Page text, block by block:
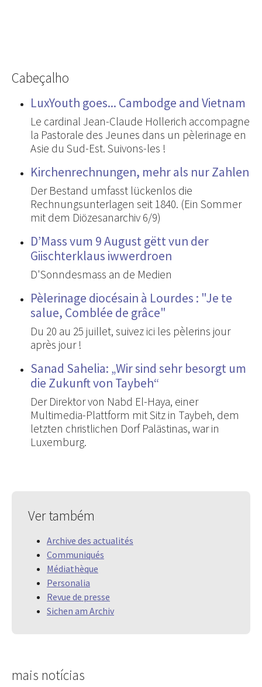
Cabeçalho
LuxYouth goes... Cambodge and Vietnam
Le cardinal Jean-Claude Hollerich accompagne
la Pastorale des Jeunes dans un pèlerinage en
Asie du Sud-Est. Suivons-les !
Kirchenrechnungen, mehr als nur Zahlen
Der Bestand umfasst lückenlos die
Rechnungsunterlagen seit 1840. (Ein Sommer
mit dem Diözesanarchiv 6/9)
D’Mass vum 9 August gëtt vun der
Giischterklaus iwwerdroen
D'Sonndesmass an de Medien
Pèlerinage diocésain à Lourdes : "Je te
salue, Comblée de grâce"
Du 20 au 25 juillet, suivez ici les pèlerins jour
après jour !
Sanad Sahelia: „Wir sind sehr besorgt um
die Zukunft von Taybeh“
Der Direktor von Nabd El-Haya, einer
Multimedia-Plattform mit Sitz in Taybeh, dem
letzten christlichen Dorf Palästinas, war in
Luxemburg.
Ver também
Archive des actualités
Communiqués
Médiathèque
Personalia
Revue de presse
Sichen am Archiv
mais notícias